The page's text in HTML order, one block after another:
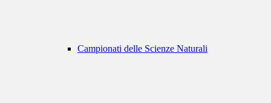
Campionati delle Scienze Naturali